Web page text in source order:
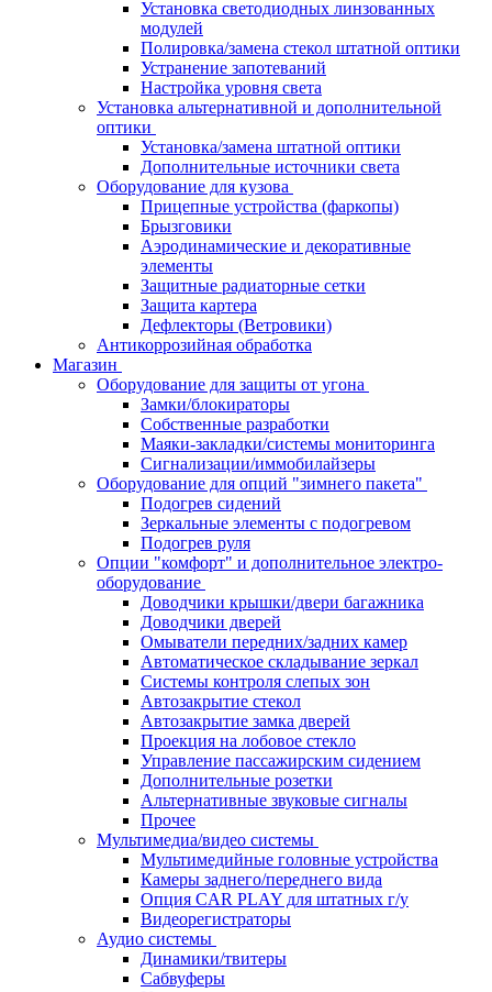
Установка светодиодных линзованных
модулей
Полировка/замена стекол штатной оптики
Устранение запотеваний
Настройка уровня света
Установка альтернативной и дополнительной
оптики
Установка/замена штатной оптики
Дополнительные источники света
Оборудование для кузова
Прицепные устройства (фаркопы)
Брызговики
Аэродинамические и декоративные
элементы
Защитные радиаторные сетки
Защита картера
Дефлекторы (Ветровики)
Антикоррозийная обработка
Магазин
Оборудование для защиты от угона
Замки/блокираторы
Собственные разработки
Маяки-закладки/системы мониторинга
Сигнализации/иммобилайзеры
Оборудование для опций "зимнего пакета"
Подогрев сидений
Зеркальные элементы с подогревом
Подогрев руля
Опции "комфорт" и дополнительное электро-
оборудование
Доводчики крышки/двери багажника
Доводчики дверей
Омыватели передних/задних камер
Автоматическое складывание зеркал
Системы контроля слепых зон
Автозакрытие стекол
Автозакрытие замка дверей
Проекция на лобовое стекло
Управление пассажирским сидением
Дополнительные розетки
Альтернативные звуковые сигналы
Прочее
Мультимедиа/видео системы
Мультимедийные головные устройства
Камеры заднего/переднего вида
Опция CAR PLAY для штатных г/у
Видеорегистраторы
Аудио системы
Динамики/твитеры
Сабвуферы